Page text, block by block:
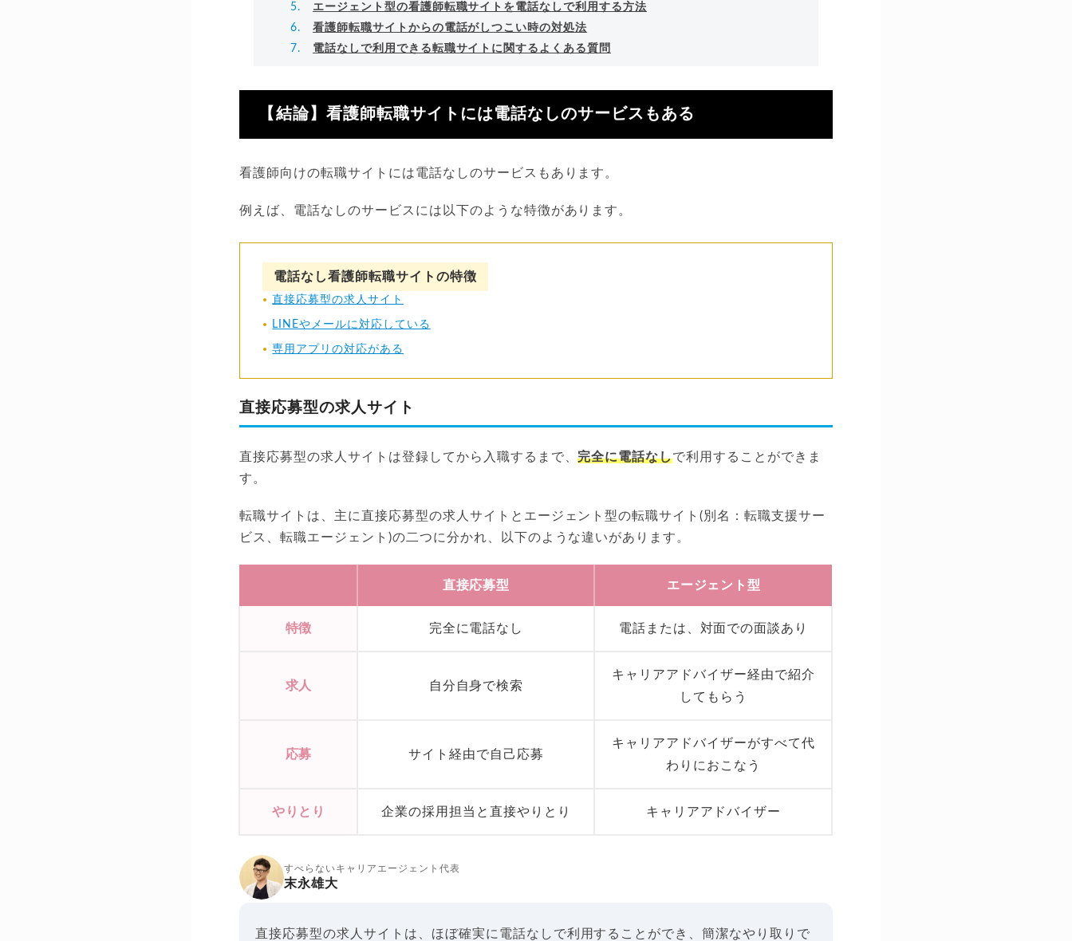
エージェント型の看護師転職サイトを電話なしで利用する方法
看護師転職サイトからの電話がしつこい時の対処法
電話なしで利用できる転職サイトに関するよくある質問
【結論】看護師転職サイトには電話なしのサービスもある
看護師向けの転職サイトには電話なしのサービスもあります。
例えば、電話なしのサービスには以下のような特徴があります。
電話なし看護師転職サイトの特徴
直接応募型の求人サイト
LINEやメールに対応している
専用アプリの対応がある
直接応募型の求人サイト
直接応募型の求人サイトは登録してから入職するまで、完全に電話なしで利用することができま
す。
転職サイトは、主に直接応募型の求人サイトとエージェント型の転職サイト(別名：転職支援サー
ビス、転職エージェント)の二つに分かれ、以下のような違いがあります。
直接応募型 エージェント型
特徴 完全に電話なし 電話または、対面での面談あり
求人 自分自身で検索
キャリアアドバイザー経由で紹介
してもらう
応募 サイト経由で自己応募
キャリアアドバイザーがすべて代
わりにおこなう
やりとり 企業の採用担当と直接やりとり キャリアアドバイザー
すべらないキャリアエージェント代表
末永雄大
直接応募型の求人サイトは、ほぼ確実に電話なしで利用することができ、簡潔なやり取りで